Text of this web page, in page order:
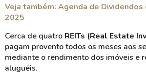
Veja também: Agenda de Dividendos
2025
Cerca de quatro REITs (Real Estate
pagam provento todos os meses aos
mediante o rendimento dos imóveis e
aluguéis.